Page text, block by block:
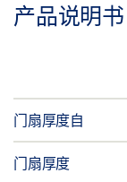
产品说明书
门扇厚度自
门扇厚度